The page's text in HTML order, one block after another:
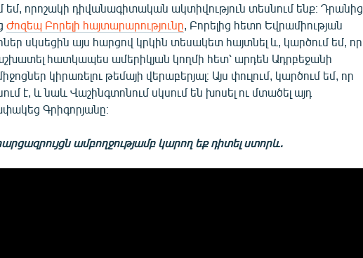
եմ, որոշակի դիվանագիտական ակտիվություն տեսնում ենք։ Դրանից
Ժոզեպ Բորելի հայտարարությունը, Բորելից հետո Եվրամիության
սկսեցին այս հարցով կրկին տեսակետ հայտնել և, կարծում եմ, որ
հատկապես ամերիկյան կողմի հետ՝ արդեն Ադրբեջանի
կիրառելու թեմայի վերաբերյալ։ Այս փուլում, կարծում եմ, որ
է, և նաև Վաշինգտոնում սկսում են խոսել ու մտածել այդ
Գրիգորյանը։
ամբողջությամբ կարող եք դիտել ստորև․